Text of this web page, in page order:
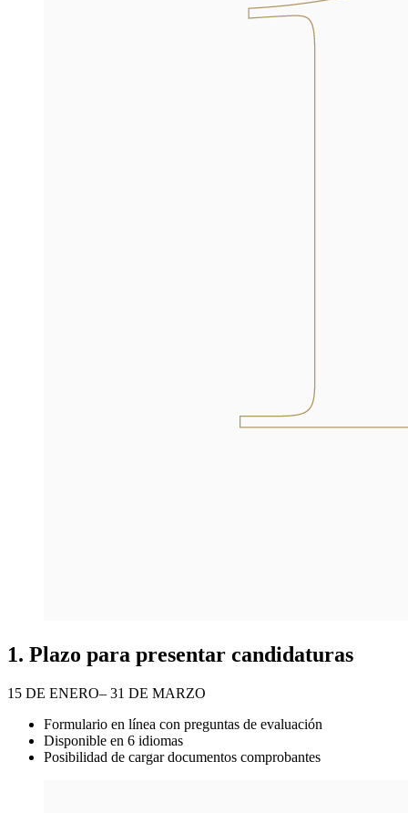
1. Plazo para presentar candidaturas
15 DE ENERO– 31 DE MARZO
Formulario en línea con preguntas de evaluación
Disponible en 6 idiomas
Posibilidad de cargar documentos comprobantes